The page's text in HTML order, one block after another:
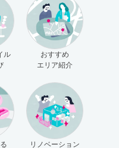
ル
おすすめ
エリア紹介
リノベーション